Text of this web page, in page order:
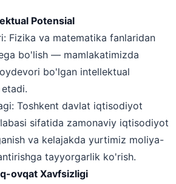
Potensial
Fizika va matematika fanlaridan
bo'lish — mamlakatimizda
bo'lgan intellektual
Toshkent davlat iqtisodiyot
sifatida zamonaviy iqtisodiyot
va kelajakda yurtimiz moliya-
tayyorgarlik ko'rish.
ovqat Xavfsizligi